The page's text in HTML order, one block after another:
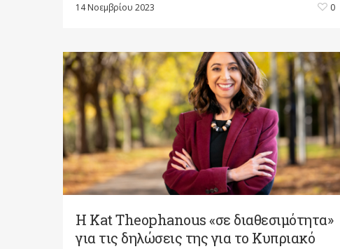
14 Νοεμβρίου 2023 0
Η Kat Theophanous «σε διαθεσιμότητα»
για τις δηλώσεις της για το Κυπριακό